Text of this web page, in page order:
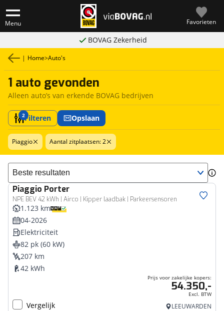
Menu Favorieten
BOVAG Zekerheid
| Home>Auto's
1 auto gevonden
Alleen auto’s van erkende BOVAG bedrijven
2Filteren Opslaan
Piaggio Aantal zitplaatsen: 2
Sorteer resultaten
Piaggio Porter
NPE BEV 42 kWh | Airco | Kipper laadbak | Parkeersensoren
Bedrijfswagen
1.123 km
04-2026
Elektriciteit
82 pk (60 kW)
207 km
42 kWh
Prijs voor zakelijke kopers:
54.350,-
Excl. BTW
Vergelijk LEEUWARDEN